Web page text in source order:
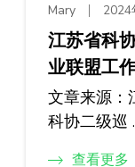
Mary 2024
江苏省科
业联盟工
文章来源：
科协二级巡
查看更多